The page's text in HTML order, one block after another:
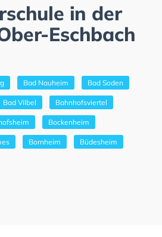
in der
Eschbach
Bad Nauheim Bad Soden
Bad Vilbel Bahnhofsviertel
Bockenheim
Bornheim Büdesheim